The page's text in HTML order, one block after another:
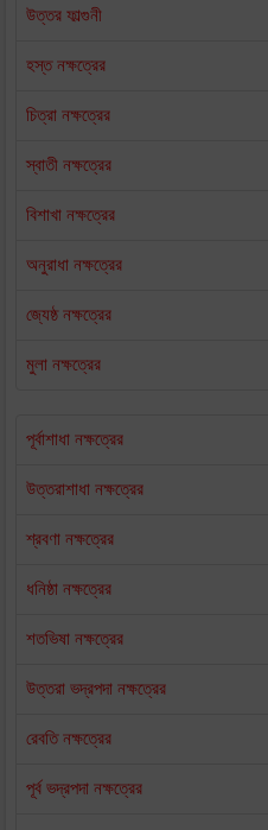
উত্তর ফাল্গুনী
হস্ত নক্ষত্রের
চিত্রা নক্ষত্রের
স্বাতী নক্ষত্রের
বিশাখা নক্ষত্রের
অনুরাধা নক্ষত্রের
জ্যেষ্ঠ নক্ষত্রের
মুলা নক্ষত্রের
পূর্বাশাধা নক্ষত্রের
উত্তরাশাধা নক্ষত্রের
শ্রবণা নক্ষত্রের
ধনিষ্ঠা নক্ষত্রের
শতভিষা নক্ষত্রের
উত্তরা ভদ্রপদা নক্ষত্রের
রেবতি নক্ষত্রের
পূর্ব ভদ্রপদা নক্ষত্রের